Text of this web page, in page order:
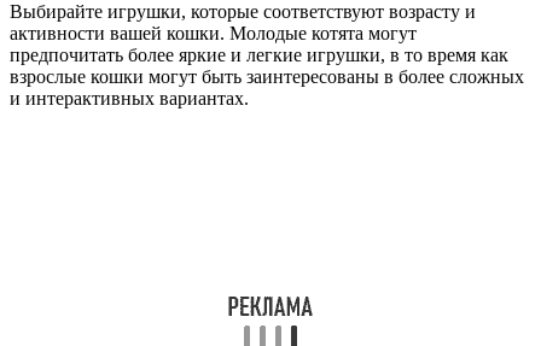
Выбирайте игрушки, которые соответствуют возрасту и
активности вашей кошки. Молодые котята могут
предпочитать более яркие и легкие игрушки, в то время как
взрослые кошки могут быть заинтересованы в более сложных
и интерактивных вариантах.